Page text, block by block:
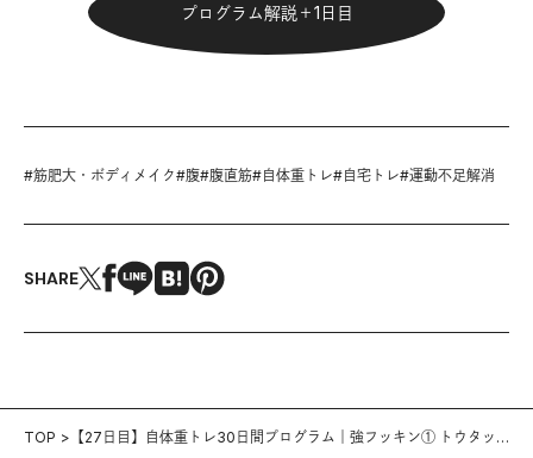
プログラム解説＋1日目
#筋肥大・ボディメイク#腹#腹直筋#自体重トレ#自宅トレ#運動不足解消
SHARE
TOP
【27日目】自体重トレ30日間プログラム｜強フッキン① トウタッ